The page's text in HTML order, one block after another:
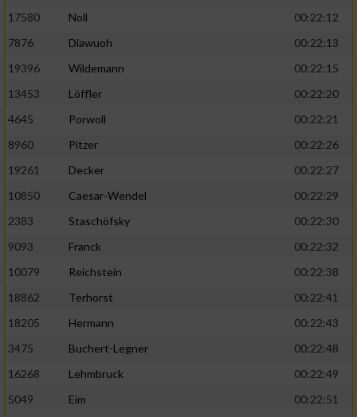
17580
Noll
00:22:12
7876
Diawuoh
00:22:13
19396
Wildemann
00:22:15
13453
Löffler
00:22:20
4645
Porwoll
00:22:21
8960
Pitzer
00:22:26
19261
Decker
00:22:27
10850
Caesar-Wendel
00:22:29
2383
Staschöfsky
00:22:30
9093
Franck
00:22:32
10079
Reichstein
00:22:38
18862
Terhorst
00:22:41
18205
Hermann
00:22:43
3475
Buchert-Legner
00:22:48
16268
Lehmbruck
00:22:49
5049
Eim
00:22:51